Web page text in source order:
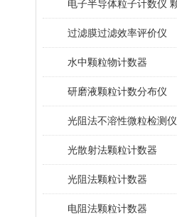
过滤膜过滤效率评价仪
水中颗粒物计数器
研磨液颗粒计数分布仪
光阻法不溶性微粒检测仪
光散射法颗粒计数器
光阻法颗粒计数器
电阻法颗粒计数器